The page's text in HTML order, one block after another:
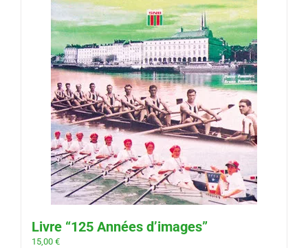
Livre “125 Années d’images”
15,00 €